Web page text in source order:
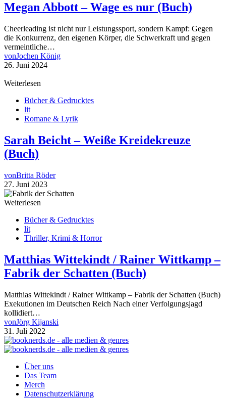
Megan Abbott – Wage es nur (Buch)
Cheerleading ist nicht nur Leistungssport, sondern Kampf: Gegen
die Konkurrenz, den eigenen Körper, die Schwerkraft und gegen
vermeintliche…
vonJochen König
26. Juni 2024
Weiterlesen
Bücher & Gedrucktes
lit
Romane & Lyrik
Sarah Beicht – Weiße Kreidekreuze
(Buch)
vonBritta Röder
27. Juni 2023
Weiterlesen
Bücher & Gedrucktes
lit
Thriller, Krimi & Horror
Matthias Wittekindt / Rainer Wittkamp –
Fabrik der Schatten (Buch)
Matthias Wittekindt / Rainer Wittkamp – Fabrik der Schatten (Buch)
Exekutionen im Deutschen Reich Nach einer Verfolgungsjagd
kollidiert…
vonJörg Kijanski
31. Juli 2022
Über uns
Das Team
Merch
Datenschutzerklärung